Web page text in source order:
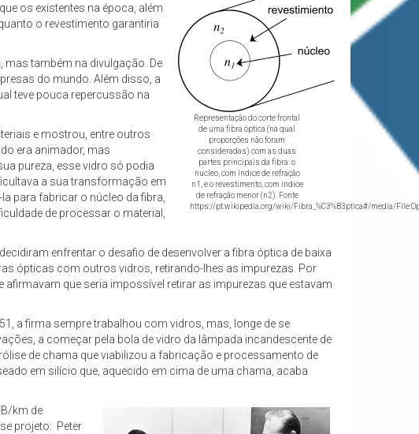
Representação do corte frontal
de uma fibra óptica (na qual
proporções não foram
consideradas) com as duas
partes principais da fibra: o
núcleo, com índice de refração
n1, e o revestimento, com índice
de refração menor (n2). Fonte
https://pt.wikipedia.org/wiki/Fibra_%C3%B3ptica#/media/
os existentes na época, além
o revestimento garantiria
mas também na divulgação. De
do mundo. Além disso, a
teve pouca repercussão na
e mostrou, entre outros
era animador, mas
pureza, esse vidro só podia
a sua transformação em
para fabricar o núcleo da fibra,
de processar o material,
enfrentar o desafio de desenvolver a fibra óptica de baixa
ópticas com outros vidros, retirando-lhes as impurezas. Por
que seria impossível retirar as impurezas que estavam
a firma sempre trabalhou com vidros, mas, longe de se
a começar pela bola de vidro da lâmpada incandescente de
de chama que viabilizou a fabricação e processamento de
em silício que, aquecido em cima de uma chama, acaba
km de
projeto: Peter